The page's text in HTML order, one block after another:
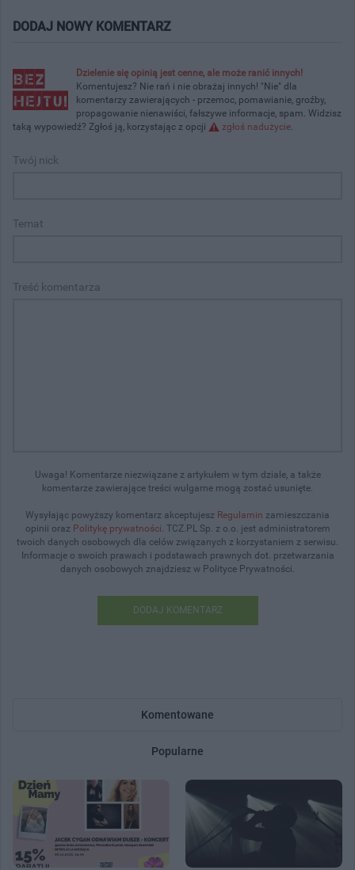
DODAJ NOWY KOMENTARZ
Dzielenie się opinią jest cenne, ale może ranić innych!
Komentujesz? Nie rań i nie obrażaj innych! "Nie" dla
komentarzy zawierających - przemoc, pomawianie, groźby,
propagowanie nienawiści, fałszywe informacje, spam. Widzisz
taką wypowiedź? Zgłoś ją, korzystając z opcji
zgłoś nadużycie.
Twój nick
Temat
Treść komentarza
Uwaga! Komentarze niezwiązane z artykułem w tym dziale, a także
komentarze zawierające treści wulgarne mogą zostać usunięte.
Wysyłając powyższy komentarz akceptujesz Regulamin zamieszczania
opinii oraz Politykę prywatności. TCZ.PL Sp. z o.o. jest administratorem
twoich danych osobowych dla celów związanych z korzystaniem z serwisu.
Informacje o swoich prawach i podstawach prawnych dot. przetwarzania
danych osobowych znajdziesz w Polityce Prywatności.
DODAJ KOMENTARZ
Komentowane
Popularne